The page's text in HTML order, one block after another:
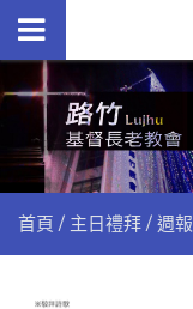
首頁 主日禮拜 週報